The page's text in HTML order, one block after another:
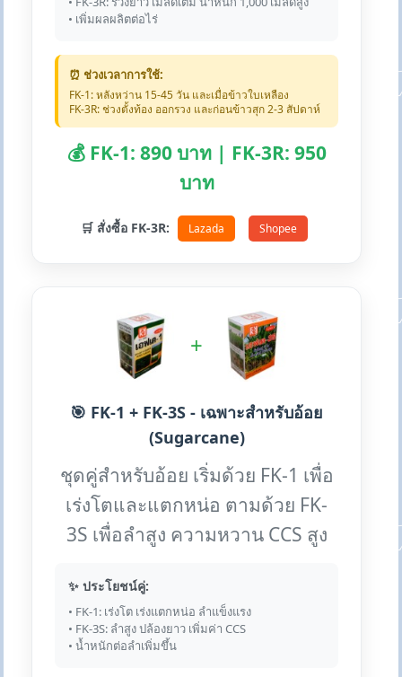
• เพิ่มผลผลิตต่อไร่
⏰ ช่วงเวลาการใช้:
FK-1: หลังหว่าน 15-45 วัน และเมื่อข้าวใบเหลือง
FK-3R: ช่วงตั้งท้อง ออกรวง และก่อนข้าวสุก 2-3 สัปดาห์
💰 FK-1: 890 บาท | FK-3R: 950
บาท
🛒 สั่งซื้อ FK-3R: Lazada Shopee
+
🎯 FK-1 + FK-3S - เฉพาะสำหรับอ้อย
(Sugarcane)
ชุดคู่สำหรับอ้อย เริ่มด้วย FK-1 เพื่อ
เร่งโตและแตกหน่อ ตามด้วย FK-
3S เพื่อลำสูง ความหวาน CCS สูง
✨ ประโยชน์คู่:
• FK-1: เร่งโต เร่งแตกหน่อ ลำแข็งแรง
• FK-3S: ลำสูง ปล้องยาว เพิ่มค่า CCS
• น้ำหนักต่อลำเพิ่มขึ้น